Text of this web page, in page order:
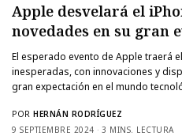
Apple desvelará el
novedades en su gran
El esperado evento de Apple traerá
inesperadas, con innovaciones y
gran expectación en el mundo
POR HERNÁN RODRÍGUEZ
9 SEPTIEMBRE 2024
3 MINS. LECTURA